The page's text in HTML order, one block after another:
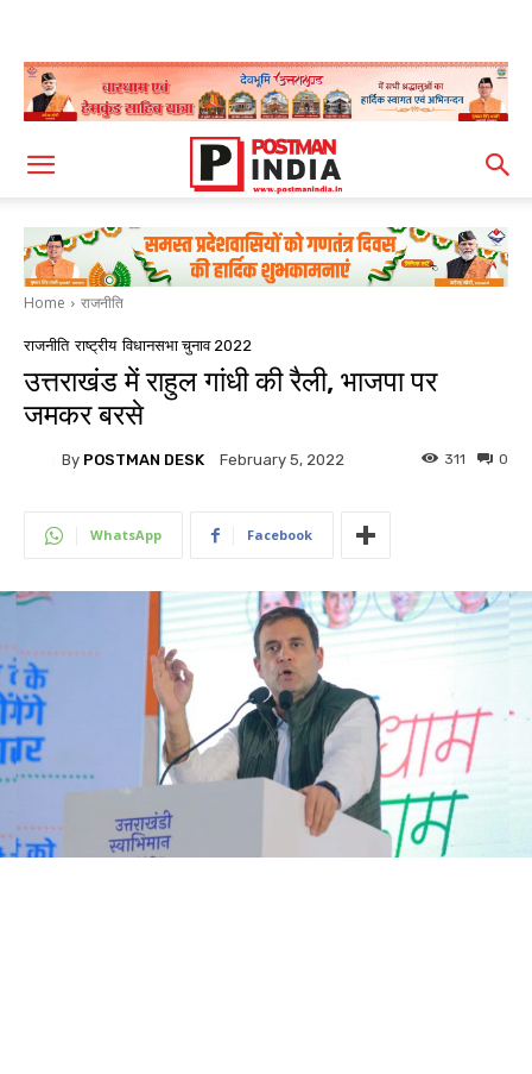
Home राजनीति
राजनीति राष्ट्रीय विधानसभा चुनाव 2022
उत्तराखंड में राहुल गांधी की रैली, भाजपा पर
जमकर बरसे
By POSTMAN DESK February 5, 2022 0
311
WhatsApp Facebook